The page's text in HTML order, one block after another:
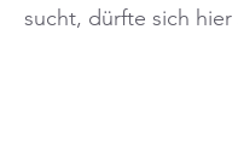
sucht, dürfte sich